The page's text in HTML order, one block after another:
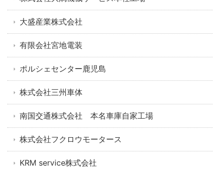
大盛産業株式会社
有限会社宮地電装
ポルシェセンター鹿児島
株式会社三州車体
南国交通株式会社 本名車庫自家工場
株式会社フクロウモータース
KRM service株式会社